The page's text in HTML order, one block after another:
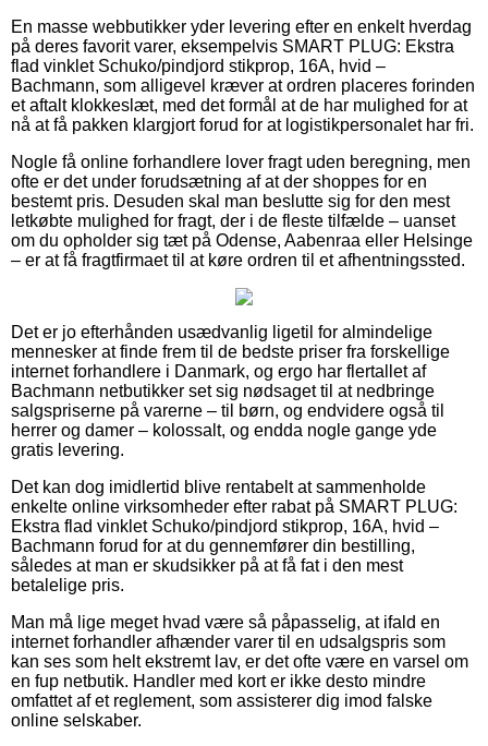
En masse webbutikker yder levering efter en enkelt hverdag
på deres favorit varer, eksempelvis SMART PLUG: Ekstra
flad vinklet Schuko/pindjord stikprop, 16A, hvid –
Bachmann, som alligevel kræver at ordren placeres forinden
et aftalt klokkeslæt, med det formål at de har mulighed for at
nå at få pakken klargjort forud for at logistikpersonalet har fri.
Nogle få online forhandlere lover fragt uden beregning, men
ofte er det under forudsætning af at der shoppes for en
bestemt pris. Desuden skal man beslutte sig for den mest
letkøbte mulighed for fragt, der i de fleste tilfælde – uanset
om du opholder sig tæt på Odense, Aabenraa eller Helsinge
– er at få fragtfirmaet til at køre ordren til et afhentningssted.
Det er jo efterhånden usædvanlig ligetil for almindelige
mennesker at finde frem til de bedste priser fra forskellige
internet forhandlere i Danmark, og ergo har flertallet af
Bachmann netbutikker set sig nødsaget til at nedbringe
salgspriserne på varerne – til børn, og endvidere også til
herrer og damer – kolossalt, og endda nogle gange yde
gratis levering.
Det kan dog imidlertid blive rentabelt at sammenholde
enkelte online virksomheder efter rabat på SMART PLUG:
Ekstra flad vinklet Schuko/pindjord stikprop, 16A, hvid –
Bachmann forud for at du gennemfører din bestilling,
således at man er skudsikker på at få fat i den mest
betalelige pris.
Man må lige meget hvad være så påpasselig, at ifald en
internet forhandler afhænder varer til en udsalgspris som
kan ses som helt ekstremt lav, er det ofte være en varsel om
en fup netbutik. Handler med kort er ikke desto mindre
omfattet af et reglement, som assisterer dig imod falske
online selskaber.